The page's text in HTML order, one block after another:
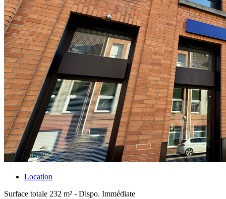
Location
Surface totale 232 m² - Dispo. Immédiate